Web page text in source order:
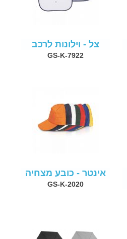
צל - וילונות לרכב
GS-K-7922
אינטר - כובע מצחיה
GS-K-2020